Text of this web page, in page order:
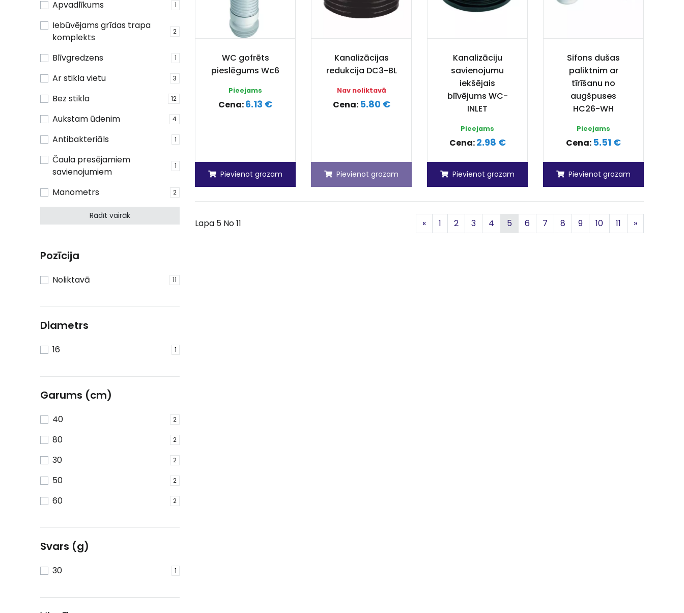
Apvadlīkums 1
Iebūvējams grīdas trapa
komplekts
2
Blīvgredzens 1
Ar stikla vietu 3
Bez stikla 12
Aukstam ūdenim 4
Antibakteriāls 1
Čaula presējamiem
savienojumiem
1
Manometrs 2
Rādīt vairāk
Pozīcija
Noliktavā 11
Diametrs
16 1
Garums (cm)
40 2
80 2
30 2
50 2
60 2
Svars (g)
30 1
WC gofrēts
pieslēgums Wc6
Pieejams
Cena:6.13 €
Pievienot grozam
Kanalizācijas
redukcija DC3-BL
Nav noliktavā
Cena: 5.80 €
Pievienot grozam
Kanalizāciju
savienojumu
iekšējais
blīvējums WC-
INLET
Pieejams
Cena:2.98 €
Pievienot grozam
Sifons dušas
paliktnim ar
tīrīšanu no
augšpuses
HC26-WH
Pieejams
Cena: 5.51 €
Pievienot grozam
Lapa 5 No 11 «Iepriekšējā
1 2 3 4 5 6 7 8 9 10 11 »Nākamā